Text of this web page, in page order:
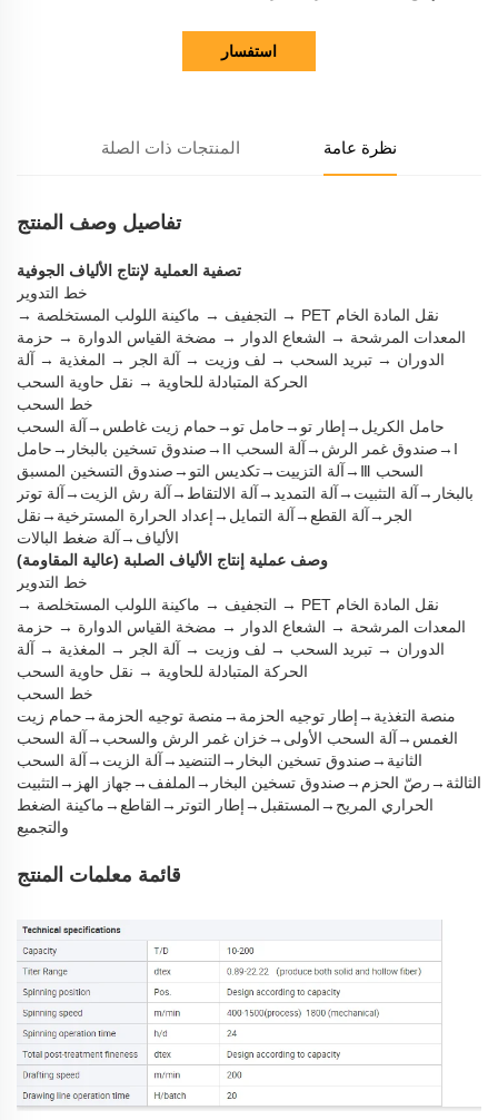
استفسار
نظرة عامة المنتجات ذات الصلة
تفاصيل وصف المنتج
تصفية العملية لإنتاج الألياف الجوفية
خط التدوير
نقل المادة الخام PET → التجفيف → ماكينة اللولب المستخلصة →
المعدات المرشحة → الشعاع الدوار → مضخة القياس الدوارة → حزمة
الدوران → تبريد السحب → لف وزيت → آلة الجر → المغذية → آلة
الحركة المتبادلة للحاوية → نقل حاوية السحب
خط السحب
حامل الكريل→إطار تو→حامل تو→حمام زيت غاطس→آلة السحب
I→صندوق غمر الرش→آلة السحب II→صندوق تسخين بالبخار→حامل
السحب Ⅲ→آلة التزييت→تكديس التو→صندوق التسخين المسبق
بالبخار→آلة التثبيت→آلة التمديد→آلة الالتقاط→آلة رش الزيت→آلة توتر
الجر→آلة القطع→آلة التمايل→إعداد الحرارة المسترخية→نقل
الألياف→آلة ضغط البالات
وصف عملية إنتاج الألياف الصلبة (عالية المقاومة)
خط التدوير
نقل المادة الخام PET → التجفيف → ماكينة اللولب المستخلصة →
المعدات المرشحة → الشعاع الدوار → مضخة القياس الدوارة → حزمة
الدوران → تبريد السحب → لف وزيت → آلة الجر → المغذية → آلة
الحركة المتبادلة للحاوية → نقل حاوية السحب
خط السحب
منصة التغذية→إطار توجيه الحزمة→منصة توجيه الحزمة→حمام زيت
الغمس→آلة السحب الأولى→خزان غمر الرش والسحب→آلة السحب
الثانية→صندوق تسخين البخار→التنضيد→آلة الزيت→آلة السحب
الثالثة→رصّ الحزم→صندوق تسخين البخار→الملفف→جهاز الهز→التثبيت
الحراري المريح→المستقبل→إطار التوتر→القاطع→ماكينة الضغط
والتجميع
قائمة معلمات المنتج